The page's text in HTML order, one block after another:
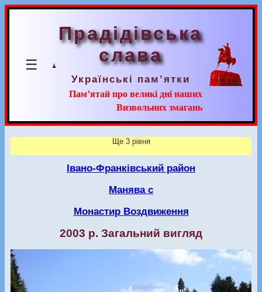
☰
Прадідівська
слава
Українські пам’ятки
Пам’ятай про великі дні наших
Визвольних змагань
Ще 3 рівня
Івано-Франківський район
Манява с
Монастир Воздвиження
2003 р. Загальний вигляд